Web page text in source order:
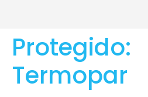
Protegido:
Termopar